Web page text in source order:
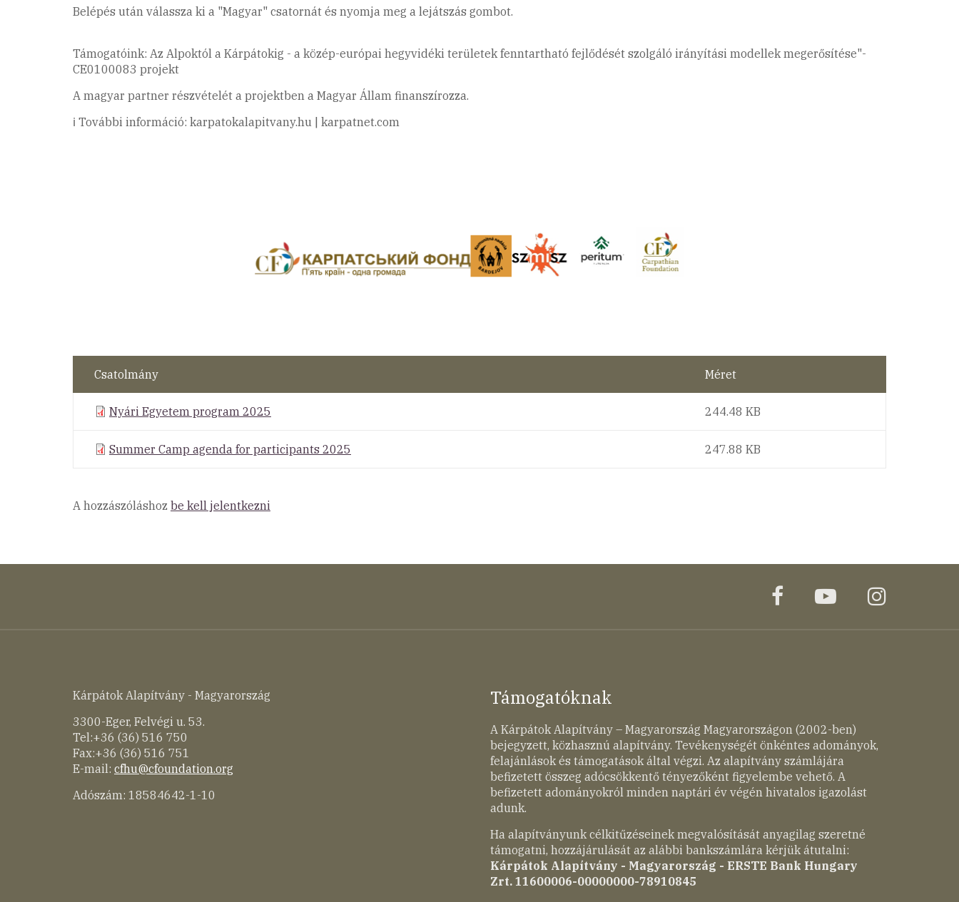
Belépés után válassza ki a "Magyar" csatornát és nyomja meg a lejátszás gombot.
Támogatóink: Az Alpoktól a Kárpátokig - a közép-európai hegyvidéki területek fenntartható fejlődését szolgáló irányítási modellek megerősítése"-
CE0100083 projekt
A magyar partner részvételét a projektben a Magyar Állam finanszírozza.
ℹ️ További információ: karpatokalapitvany.hu | karpatnet.com
Csatolmány Méret
Nyári Egyetem program 2025 244.48 KB
Summer Camp agenda for participants 2025 247.88 KB
A hozzászóláshoz be kell jelentkezni
facebookyoutube
Kárpátok Alapítvány - Magyarország
3300-Eger, Felvégi u. 53.
Tel:+36 (36) 516 750
Fax:+36 (36) 516 751
E-mail: cfhu@cfoundation.org
Adószám: 18584642-1-10
Támogatóknak
A Kárpátok Alapítvány – Magyarország Magyarországon (2002-ben)
bejegyzett, közhasznú alapítvány. Tevékenységét önkéntes adományok,
felajánlások és támogatások által végzi. Az alapítvány számlájára
befizetett összeg adócsökkentő tényezőként figyelembe vehető. A
befizetett adományokról minden naptári év végén hivatalos igazolást
adunk.
Ha alapítványunk célkitűzéseinek megvalósítását anyagilag szeretné
támogatni, hozzájárulását az alábbi bankszámlára kérjük átutalni:
Kárpátok Alapítvány - Magyarország - ERSTE Bank Hungary
Zrt. 11600006-00000000-78910845